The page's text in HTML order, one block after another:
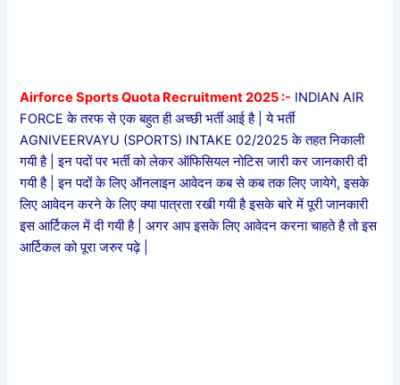
Airforce Sports Quota Recruitment 2025 :- INDIAN AIR
FORCE के तरफ से एक बहुत ही अच्छी भर्ती आई है | ये भर्ती
AGNIVEERVAYU (SPORTS) INTAKE 02/2025 के तहत निकाली
गयी है | इन पदों पर भर्ती को लेकर ऑफिसियल नोटिस जारी कर जानकारी दी
गयी है | इन पदों के लिए ऑनलाइन आवेदन कब से कब तक लिए जायेगे, इसके
लिए आवेदन करने के लिए क्या पात्रता रखी गयी है इसके बारे में पूरी जानकारी
इस आर्टिकल में दी गयी है | अगर आप इसके लिए आवेदन करना चाहते है तो इस
आर्टिकल को पूरा जरुर पढ़े |